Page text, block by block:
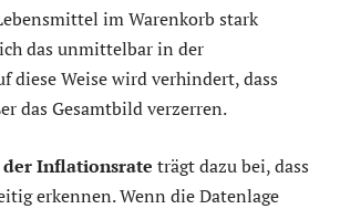
im Warenkorb stark
das unmittelbar in der
diese Weise wird verhindert, dass
das Gesamtbild verzerren.
der Inflationsrate trägt dazu bei, dass
erkennen. Wenn die Datenlage